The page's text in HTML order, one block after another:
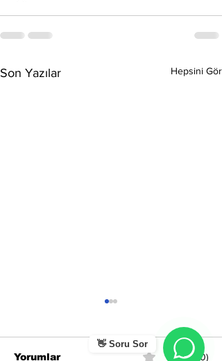
👋 Soru Sor
Son Yazılar Hepsini Gör
Yorumlar 0.0 / 5 (0)